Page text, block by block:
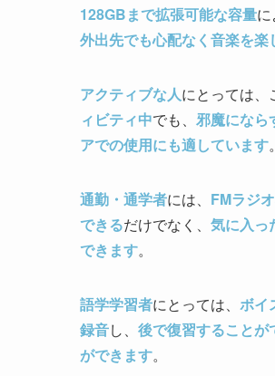
128GBまで拡張可能な容量に
外出先でも心配なく音楽を楽
アクティブな人にとっては、
ィビティ中でも、 邪魔になら
アでの使用にも適しています。
通勤・通学者には、 FMラジ
できるだけでなく、 気に入っ
できます。
語学学習者にとっては、 ボイ
録音し、 後で復習することが
ができます。